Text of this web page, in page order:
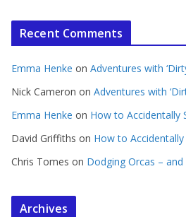
Recent Comments
Emma Henke on Adventures with
Nick Cameron on Adventures with
Emma Henke on How to Accidentally
David Griffiths on How to
Chris Tomes on Dodging Orcas –
Archives